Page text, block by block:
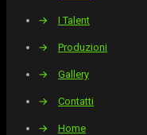
→ I Talent
→ Produzioni
→ Gallery
→ Contatti
→ Home